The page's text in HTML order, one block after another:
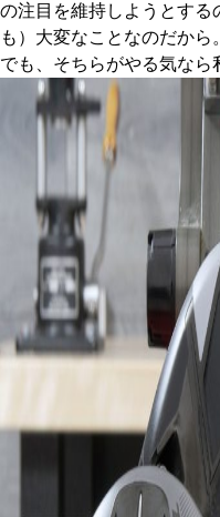
の注目を維持しようとす
も）大変なことなのだから。
でも、そちらがやる気なら